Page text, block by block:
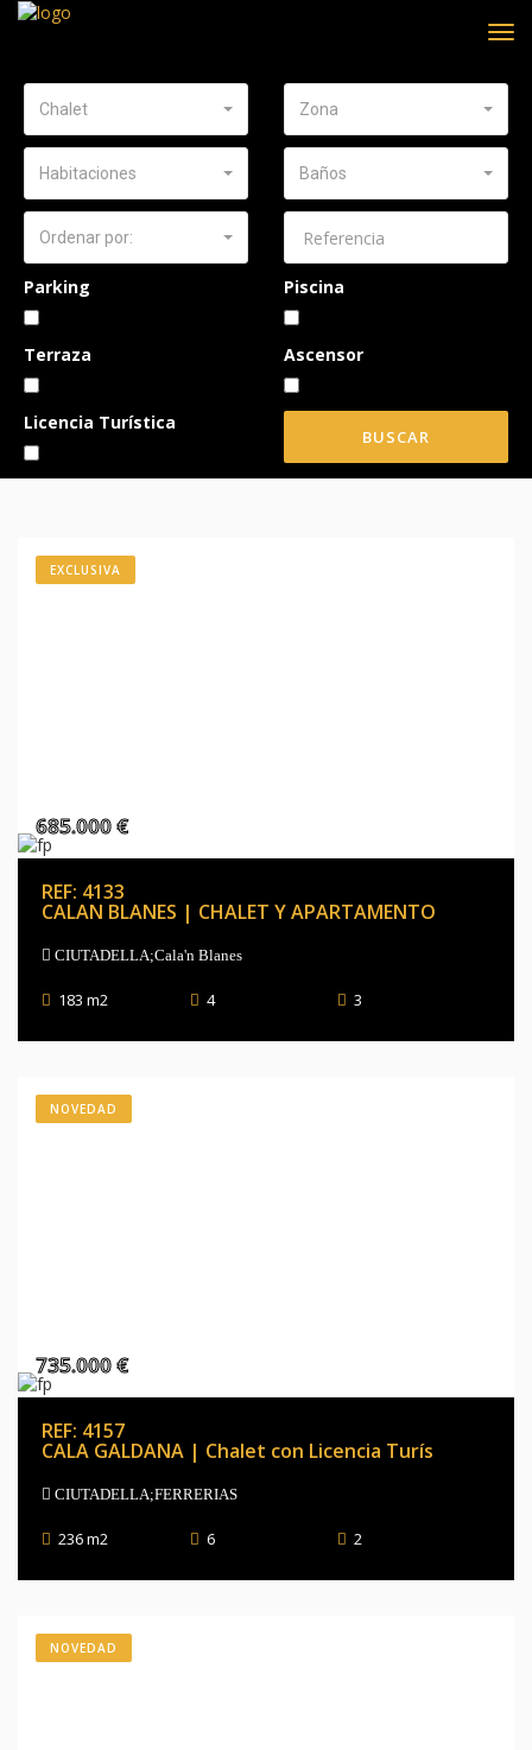
Chalet Zona
Habitaciones Baños
Ordenar por:
Parking Piscina
Terraza Ascensor
Licencia Turística
BUSCAR
EXCLUSIVA
685.000 €
REF: 4133
CALAN BLANES | CHALET Y APARTAMENTO
CIUTADELLA;Cala'n Blanes
183 m2 4 3
NOVEDAD
735.000 €
REF: 4157
CALA GALDANA | Chalet con Licencia Turís
CIUTADELLA;FERRERIAS
236 m2 6 2
NOVEDAD